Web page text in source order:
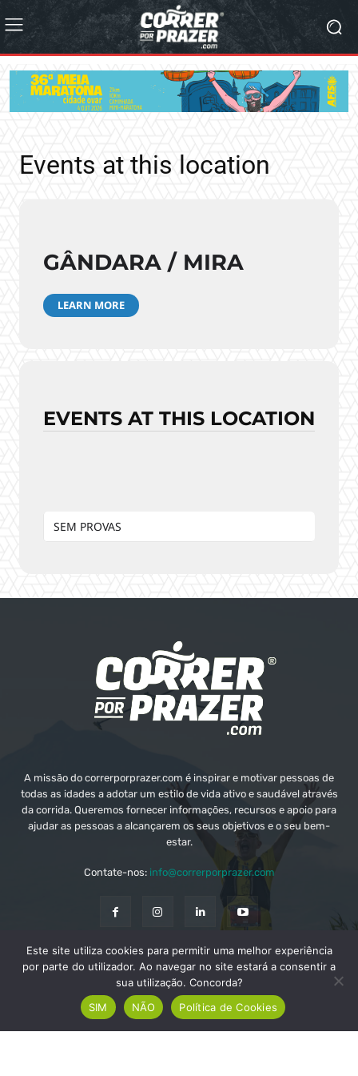
Events at this location
GÂNDARA / MIRA
LEARN MORE
EVENTS AT THIS LOCATION
SEM PROVAS
A missão do correrporprazer.com é inspirar e motivar pessoas de
todas as idades a adotar um estilo de vida ativo e saudável através
da corrida. Queremos fornecer informações, recursos e apoio para
ajudar as pessoas a alcançarem os seus objetivos e o seu bem-
estar.
Contate-nos: info@correrporprazer.com
FICHA TÉCNICA MEDIA KIT PUBLICIDADE
ADICIONAR PROVA
Este site utiliza cookies para permitir uma melhor experiência
por parte do utilizador. Ao navegar no site estará a consentir a
sua utilização. Concorda?
SIM
NÃO Política de Cookies